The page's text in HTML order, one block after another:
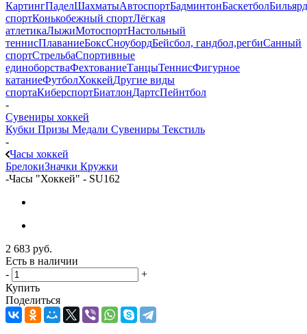
КартингПаделШахматыАвтоспортБадминтонБаскетболБильярд
спортКонькобежный спортЛёгкая
атлетикаЛыжиМотоспортНастольный
теннисПлаваниеБоксСноубордБейсбол, гандбол,регбиСанный
спортСтрельбаСпортивные
единоборстваФехтованиеТанцыТеннисФигурное
катаниеФутболХоккейДругие виды
спортаКиберспортБиатлонДартсПейнтбол
-
Сувениры хоккей
Кубки Призы Медали Сувениры Текстиль
-
Часы хоккей
БрелокиЗначки Кружки
-Часы "Хоккей" - SU162
2 683 руб.
Есть в наличии
-
+
Купить
Поделиться